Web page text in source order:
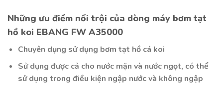
Những ưu điểm nổi trội của dòng máy bơm tạt
hồ koi EBANG FW A35000
Chuyên dụng sử dụng bơm tạt hồ cá koi
Sử dụng được cả cho nước mặn và nước ngọt, có thể
sử dụng trong điều kiện ngập nước và không ngập